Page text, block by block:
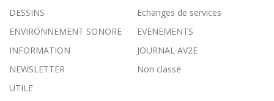
DESSINS
Echanges de services
ENVIRONNEMENT SONORE
EVENEMENTS
INFORMATION
JOURNAL AV2E
NEWSLETTER
Non classé
UTILE